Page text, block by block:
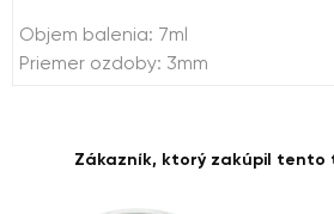
Objem balenia: 7ml
Priemer ozdoby: 3mm
Zákazník, ktorý zakúpil tento